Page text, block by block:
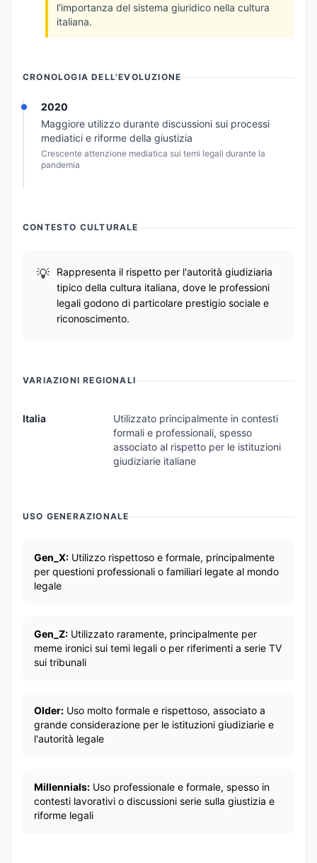
l'importanza del sistema giuridico nella cultura
italiana.
CRONOLOGIA DELL'EVOLUZIONE
2020
Maggiore utilizzo durante discussioni sui processi
mediatici e riforme della giustizia
Crescente attenzione mediatica sui temi legali durante la
pandemia
CONTESTO CULTURALE
Rappresenta il rispetto per l'autorità giudiziaria
tipico della cultura italiana, dove le professioni
legali godono di particolare prestigio sociale e
riconoscimento.
VARIAZIONI REGIONALI
Italia
Utilizzato principalmente in contesti
formali e professionali, spesso
associato al rispetto per le istituzioni
giudiziarie italiane
USO GENERAZIONALE
Gen_X: Utilizzo rispettoso e formale, principalmente
per questioni professionali o familiari legate al mondo
legale
Gen_Z: Utilizzato raramente, principalmente per
meme ironici sui temi legali o per riferimenti a serie TV
sui tribunali
Older: Uso molto formale e rispettoso, associato a
grande considerazione per le istituzioni giudiziarie e
l'autorità legale
Millennials: Uso professionale e formale, spesso in
contesti lavorativi o discussioni serie sulla giustizia e
riforme legali